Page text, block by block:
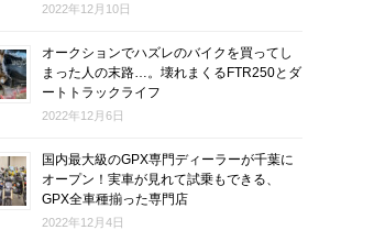
2022年12月10日
オークションでハズレのバイクを買ってし
まった人の末路…。壊れまくるFTR250とダ
ートトラックライフ
2022年12月6日
国内最大級のGPX専門ディーラーが千葉に
オープン！実車が見れて試乗もできる、
GPX全車種揃った専門店
2022年12月4日